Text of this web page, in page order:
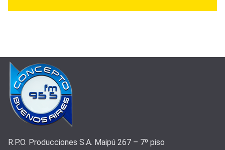
R.P.O. Producciones S.A. Maipú 267 – 7º piso